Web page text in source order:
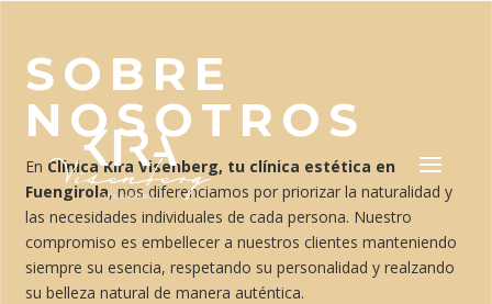
SOBRE
NOSOTROS
En Clínica Kira Visenberg, tu clínica estética en
Fuengirola, nos diferenciamos por priorizar la naturalidad y
las necesidades individuales de cada persona. Nuestro
compromiso es embellecer a nuestros clientes manteniendo
siempre su esencia, respetando su personalidad y realzando
su belleza natural de manera auténtica.